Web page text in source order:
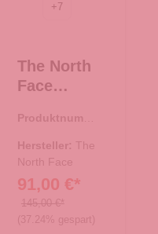
+7
The North
Face
e/Rucksac
k Base
Camp
Duffel S
White
Dune-TNF
Produktnumme
Hersteller: The
North Face
91,00 €*
145,00 €*
(37.24% gespart)